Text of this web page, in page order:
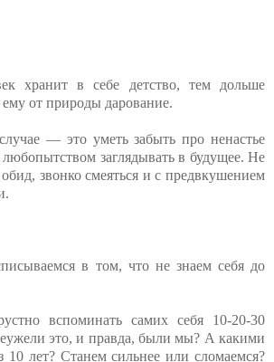
хранит в себе детство, тем дольше
ему от природы дарование.
— это уметь забыть про ненастье
заглядывать в будущее. Не
звонко смеяться и с предвкушением
в том, что не знаем себя до
вспоминать самих себя 10-20-30
это, и правда, были мы? А какими
10 лет? Станем сильнее или сломаемся?